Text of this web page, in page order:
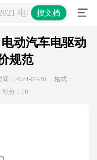
电动汽车电驱动总
搜文档
动汽车电驱动
规范
间：2024-07-30
格式：
积分：10